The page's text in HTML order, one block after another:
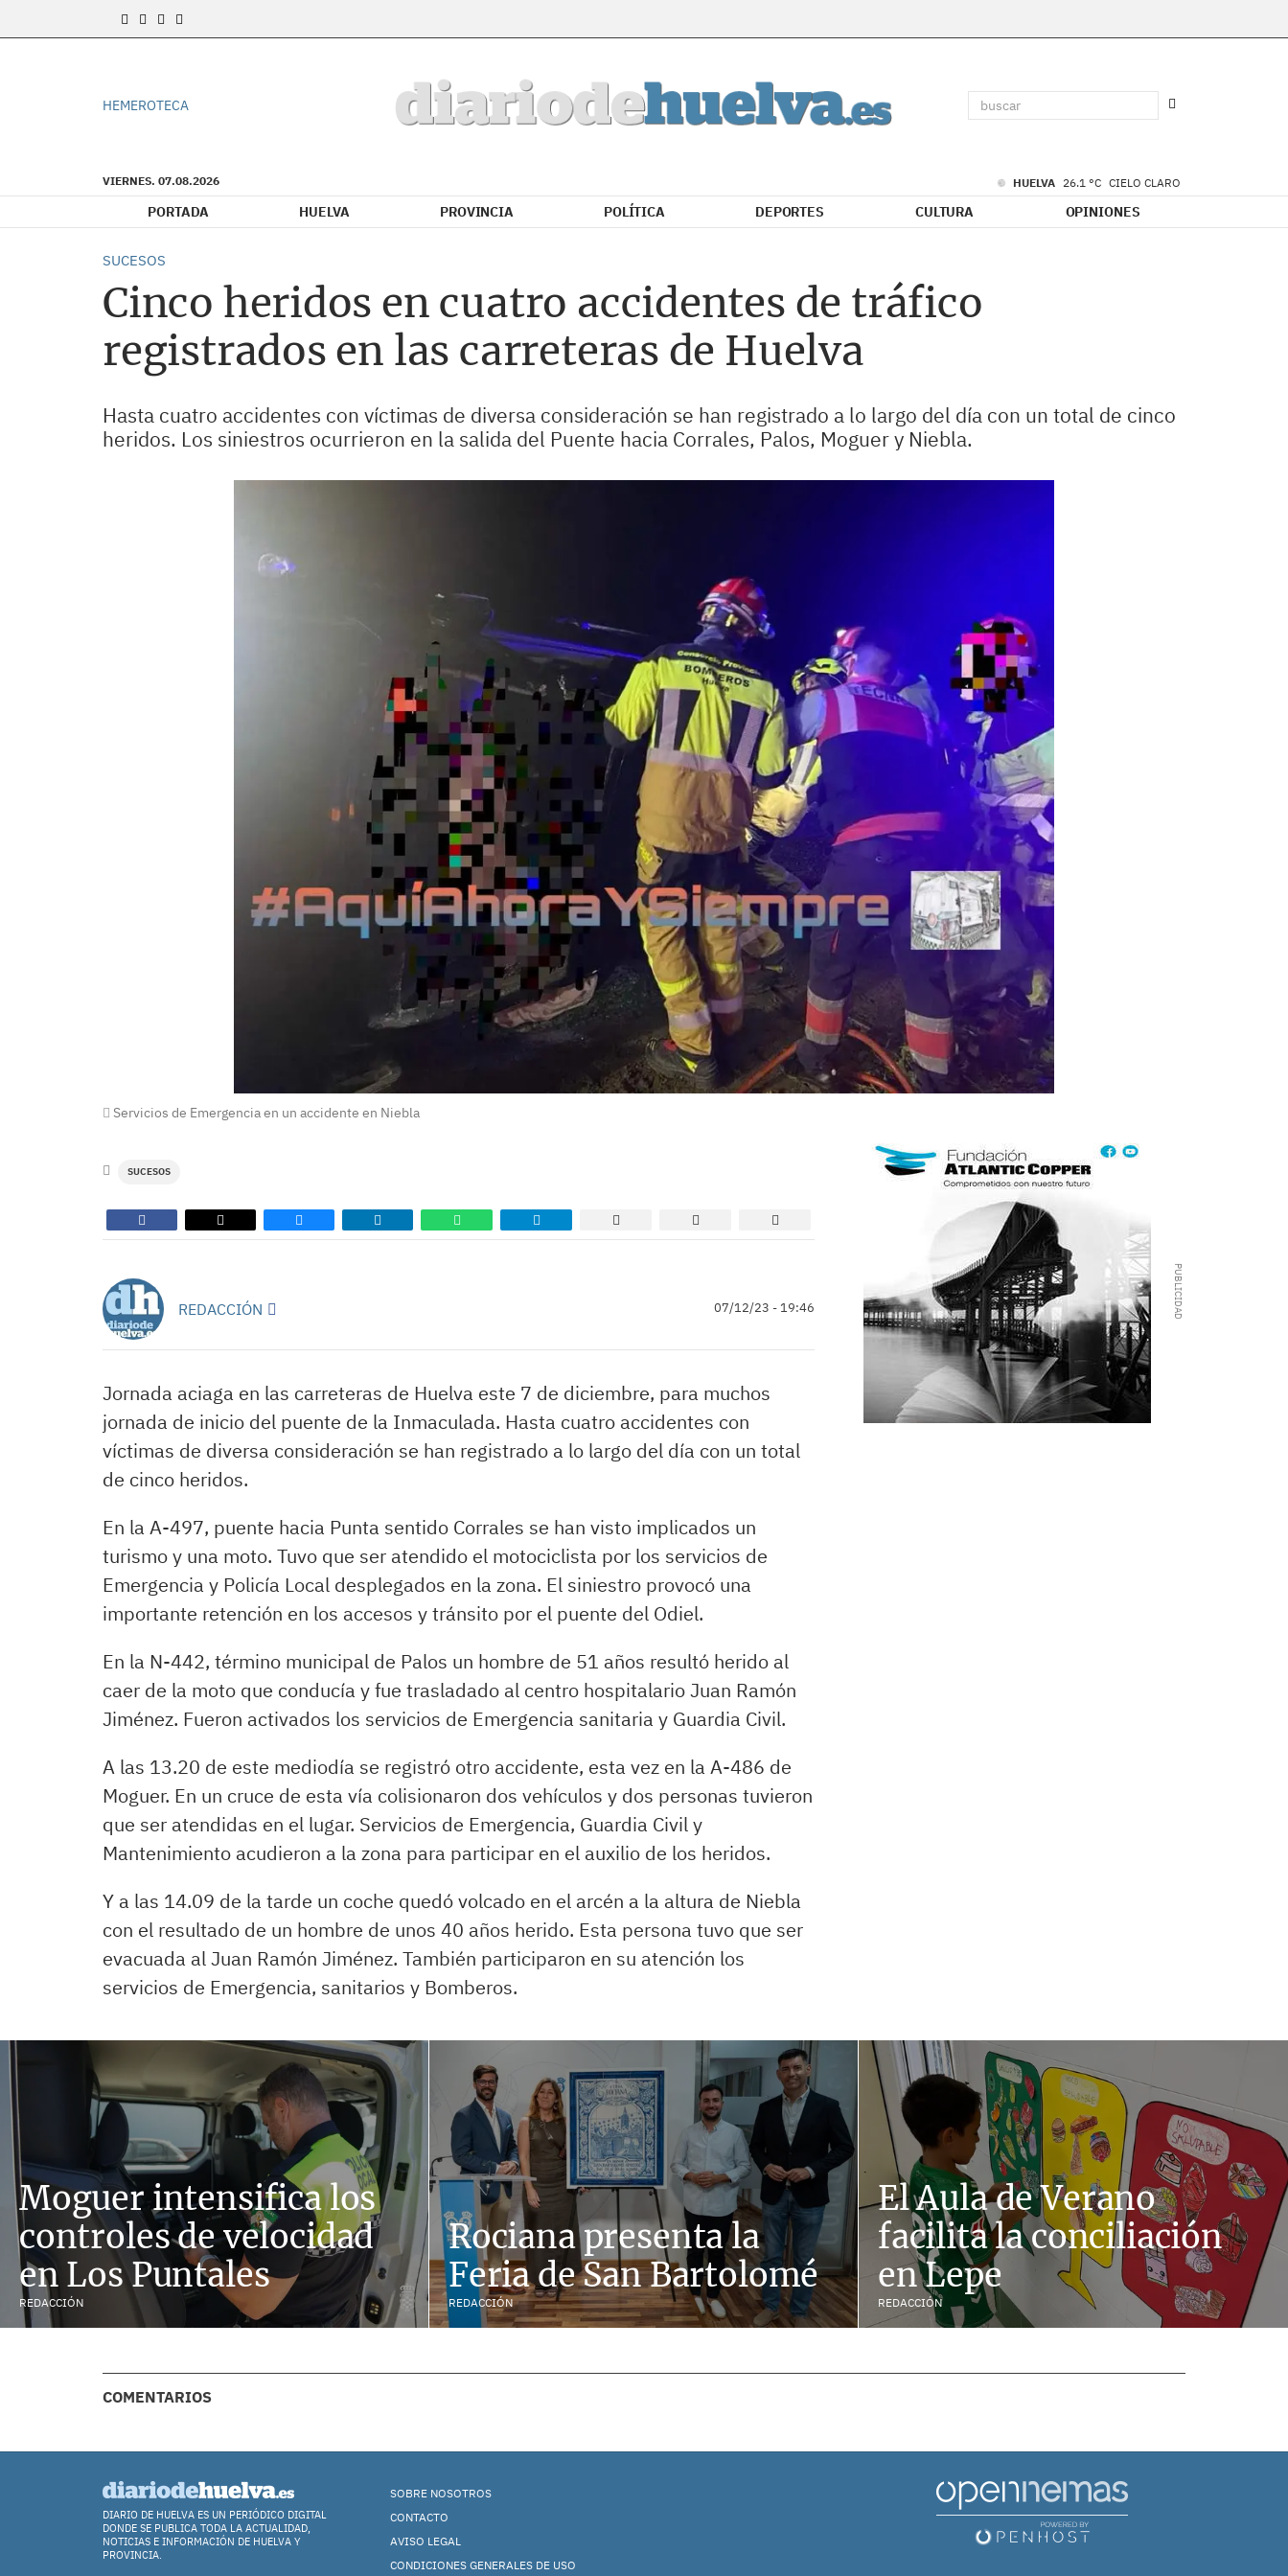
HEMEROTECA
VIERNES. 07.08.2026 HUELVA 26.1 °C CIELO CLARO
PORTADA HUELVA PROVINCIA POLÍTICA DEPORTES CULTURA OPINIONES
SUCESOS
Cinco heridos en cuatro accidentes de tráfico
registrados en las carreteras de Huelva
Hasta cuatro accidentes con víctimas de diversa consideración se han registrado a lo largo del día con un total de cinco
heridos. Los siniestros ocurrieron en la salida del Puente hacia Corrales, Palos, Moguer y Niebla.
Servicios de Emergencia en un accidente en Niebla
SUCESOS
REDACCIÓN 07/12/23 - 19:46
Jornada aciaga en las carreteras de Huelva este 7 de diciembre, para muchos
jornada de inicio del puente de la Inmaculada. Hasta cuatro accidentes con
víctimas de diversa consideración se han registrado a lo largo del día con un total
de cinco heridos.
En la A-497, puente hacia Punta sentido Corrales se han visto implicados un
turismo y una moto. Tuvo que ser atendido el motociclista por los servicios de
Emergencia y Policía Local desplegados en la zona. El siniestro provocó una
importante retención en los accesos y tránsito por el puente del Odiel.
En la N-442, término municipal de Palos un hombre de 51 años resultó herido al
caer de la moto que conducía y fue trasladado al centro hospitalario Juan Ramón
Jiménez. Fueron activados los servicios de Emergencia sanitaria y Guardia Civil.
A las 13.20 de este mediodía se registró otro accidente, esta vez en la A-486 de
Moguer. En un cruce de esta vía colisionaron dos vehículos y dos personas tuvieron
que ser atendidas en el lugar. Servicios de Emergencia, Guardia Civil y
Mantenimiento acudieron a la zona para participar en el auxilio de los heridos.
Y a las 14.09 de la tarde un coche quedó volcado en el arcén a la altura de Niebla
con el resultado de un hombre de unos 40 años herido. Esta persona tuvo que ser
evacuada al Juan Ramón Jiménez. También participaron en su atención los
servicios de Emergencia, sanitarios y Bomberos.
Moguer intensifica los
controles de velocidad
en Los Puntales
REDACCIÓN
Rociana presenta la
Feria de San Bartolomé
REDACCIÓN
El Aula de Verano
facilita la conciliación
en Lepe
REDACCIÓN
COMENTARIOS
DIARIO DE HUELVA ES UN PERIÓDICO DIGITAL
DONDE SE PUBLICA TODA LA ACTUALIDAD,
NOTICIAS E INFORMACIÓN DE HUELVA Y
PROVINCIA.
SOBRE NOSOTROS
CONTACTO
AVISO LEGAL
CONDICIONES GENERALES DE USO